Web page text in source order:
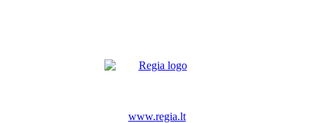
www.regia.lt